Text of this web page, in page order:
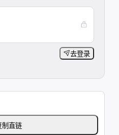
去登录
制直链